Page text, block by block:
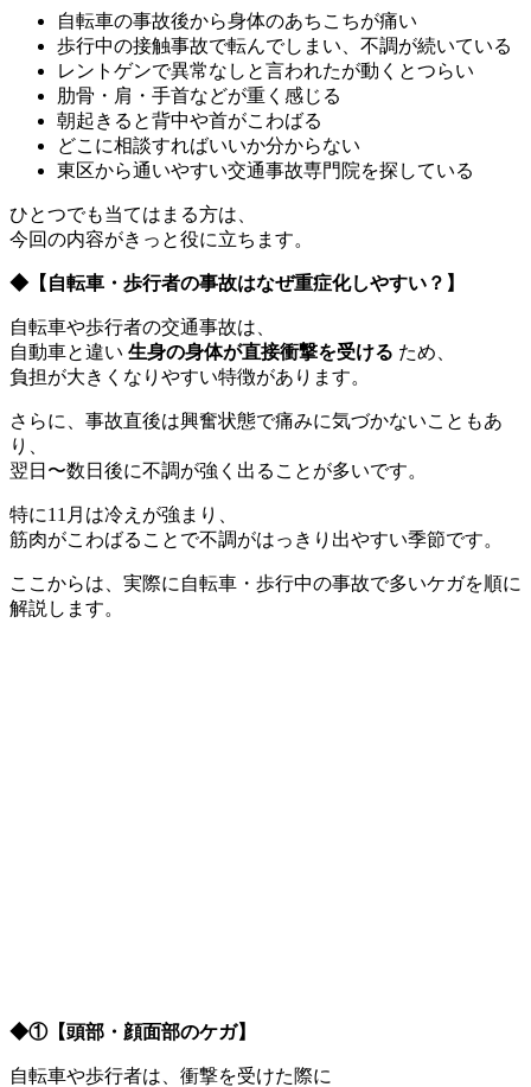
自転車の事故後から身体のあちこちが痛い
歩行中の接触事故で転んでしまい、不調が続いている
レントゲンで異常なしと言われたが動くとつらい
肋骨・肩・手首などが重く感じる
朝起きると背中や首がこわばる
どこに相談すればいいか分からない
東区から通いやすい交通事故専門院を探している
ひとつでも当てはまる方は、
今回の内容がきっと役に立ちます。
◆ 【自転車・歩行者の事故はなぜ重症化しやすい？】
自転車や歩行者の交通事故は、
自動車と違い 生身の身体が直接衝撃を受ける ため、
負担が大きくなりやすい特徴があります。
さらに、事故直後は興奮状態で痛みに気づかないこともあ
り、
翌日〜数日後に不調が強く出ることが多いです。
特に11月は冷えが強まり、
筋肉がこわばることで不調がはっきり出やすい季節です。
ここからは、実際に自転車・歩行中の事故で多いケガを順に
解説します。
◆①【頭部・顔面部のケガ】
自転車や歩行者は、衝撃を受けた際に